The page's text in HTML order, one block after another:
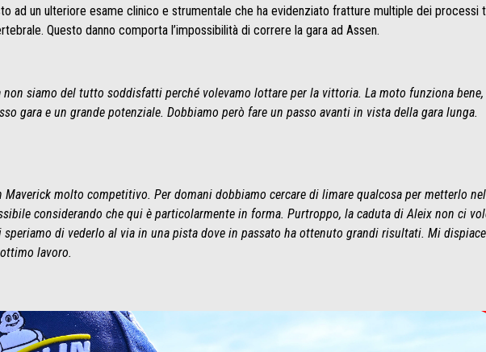
ad un ulteriore esame clinico e strumentale che ha evidenziato fratture multiple dei processi
Questo danno comporta l’impossibilità di correre la gara ad Assen.
siamo del tutto soddisfatti perché volevamo lottare per la vittoria. La moto funziona bene,
gara e un grande potenziale. Dobbiamo però fare un passo avanti in vista della gara lunga.
molto competitivo. Per domani dobbiamo cercare di limare qualcosa per metterlo
considerando che qui è particolarmente in forma. Purtroppo, la caduta di Aleix non ci
speriamo di vederlo al via in una pista dove in passato ha ottenuto grandi risultati. Mi
lavoro.